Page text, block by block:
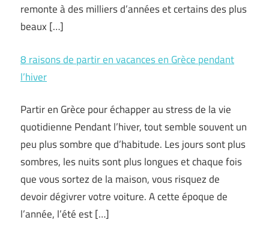
remonte à des milliers d’années et certains des plus
beaux […]
8 raisons de partir en vacances en Grèce pendant
l’hiver
Partir en Grèce pour échapper au stress de la vie
quotidienne Pendant l’hiver, tout semble souvent un
peu plus sombre que d’habitude. Les jours sont plus
sombres, les nuits sont plus longues et chaque fois
que vous sortez de la maison, vous risquez de
devoir dégivrer votre voiture. A cette époque de
l’année, l’été est […]